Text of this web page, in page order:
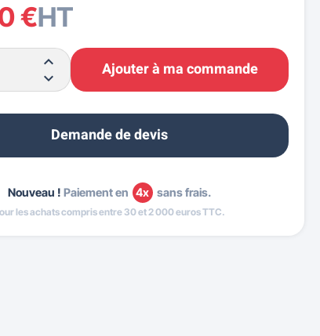
€HT
Ajouter à ma commande
Demande de devis
Nouveau ! Paiement en 4x sans frais.
les achats compris entre 30 et 2 000 euros TTC.